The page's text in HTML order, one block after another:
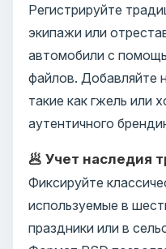
Регистрируйте
экипажи или
автомобили с
файлов. Добавляйте
такие как гжель или
аутентичного
🥟 Учет наследия
Фиксируйте
используемые в
праздники или в